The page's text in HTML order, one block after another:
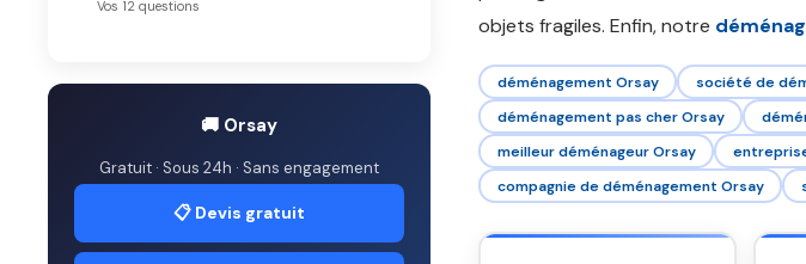
Vos 12 questions
🚚 Orsay
Gratuit · Sous 24h · Sans engagement
📋 Devis gratuit
objets fragiles. Enfin, notre
déménagement Orsay société de
déménagement pas cher Orsay
meilleur déménageur Orsay
compagnie de déménagement Orsay